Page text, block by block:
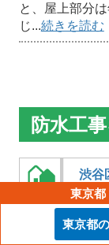
と、屋上部分
じ...続きを読む
防水工
渋谷
施工
東京都
東京都